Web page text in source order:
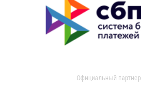
Официальный партнер